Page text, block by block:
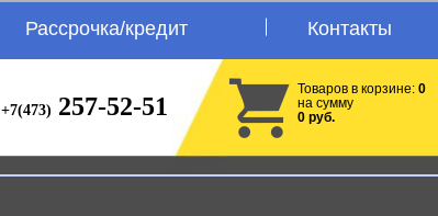
Рассрочка/кредит Контакты
+7(473) 257-52-51
Товаров в корзине: 0
на сумму
0 руб.